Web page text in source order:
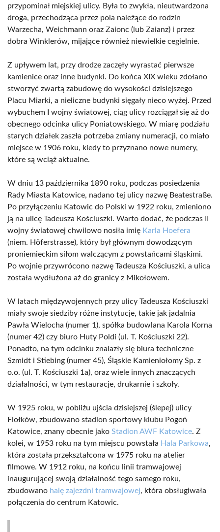
przypominał miejskiej ulicy. Była to zwykła, nieutwardzona
droga, przechodząca przez pola należące do rodzin
Warzecha, Weichmann oraz Zaionc (lub Zaianz) i przez
dobra Winklerów, mijające również niewielkie cegielnie.
Z upływem lat, przy drodze zaczęły wyrastać pierwsze
kamienice oraz inne budynki. Do końca XIX wieku zdołano
stworzyć zwartą zabudowę do wysokości dzisiejszego
Placu Miarki, a nieliczne budynki sięgały nieco wyżej. Przed
wybuchem I wojny światowej, ciąg ulicy rozciągał się aż do
obecnego odcinka ulicy Poniatowskiego. W miarę podziału
starych działek zaszła potrzeba zmiany numeracji, co miało
miejsce w 1906 roku, kiedy to przyznano nowe numery,
które są wciąż aktualne.
W dniu 13 października 1890 roku, podczas posiedzenia
Rady Miasta Katowice, nadano tej ulicy nazwę Beatestraße.
Po przyłączeniu Katowic do Polski w 1922 roku, zmieniono
ją na ulicę Tadeusza Kościuszki. Warto dodać, że podczas II
wojny światowej chwilowo nosiła imię Karla Hoefera
(niem. Höferstrasse), który był głównym dowodzącym
proniemieckim siłom walczącym z powstańcami śląskimi.
Po wojnie przywrócono nazwę Tadeusza Kościuszki, a ulica
została wydłużona aż do granicy z Mikołowem.
W latach międzywojennych przy ulicy Tadeusza Kościuszki
miały swoje siedziby różne instytucje, takie jak jadalnia
Pawła Wielocha (numer 1), spółka budowlana Karola Korna
(numer 42) czy biuro Huty Poldi (ul. T. Kościuszki 22).
Ponadto, na tym odcinku znalazły się biura techniczne
Szmidt i Stiebing (numer 45), Śląskie Kamieniołomy Sp. z
o.o. (ul. T. Kościuszki 1a), oraz wiele innych znaczących
działalności, w tym restauracje, drukarnie i szkoły.
W 1925 roku, w pobliżu ujścia dzisiejszej (ślepej) ulicy
Fiołków, zbudowano stadion sportowy klubu Pogoń
Katowice, znany obecnie jako Stadion AWF Katowice. Z
kolei, w 1953 roku na tym miejscu powstała Hala Parkowa,
która została przekształcona w 1975 roku na atelier
filmowe. W 1912 roku, na końcu linii tramwajowej
inaugurującej swoją działalność tego samego roku,
zbudowano halę zajezdni tramwajowej, która obsługiwała
połączenia do centrum Katowic.